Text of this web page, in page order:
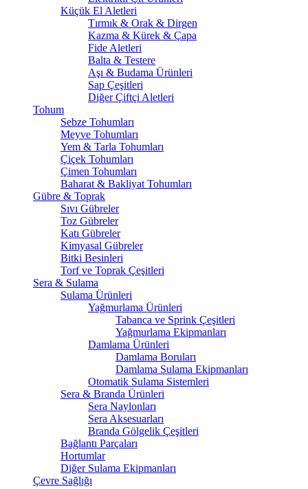
Küçük El Aletleri
Tırmık & Orak & Dirgen
Kazma & Kürek & Çapa
Fide Aletleri
Balta & Testere
Aşı & Budama Ürünleri
Sap Çeşitleri
Diğer Çiftçi Aletleri
Tohum
Sebze Tohumları
Meyve Tohumları
Yem & Tarla Tohumları
Çiçek Tohumları
Çimen Tohumları
Baharat & Bakliyat Tohumları
Gübre & Toprak
Sıvı Gübreler
Toz Gübreler
Katı Gübreler
Kimyasal Gübreler
Bitki Besinleri
Torf ve Toprak Çeşitleri
Sera & Sulama
Sulama Ürünleri
Yağmurlama Ürünleri
Tabanca ve Sprink Çeşitleri
Yağmurlama Ekipmanları
Damlama Ürünleri
Damlama Boruları
Damlama Sulama Ekipmanları
Otomatik Sulama Sistemleri
Sera & Branda Ürünleri
Sera Naylonları
Sera Aksesuarları
Branda Gölgelik Çeşitleri
Bağlantı Parçaları
Hortumlar
Diğer Sulama Ekipmanları
Çevre Sağlığı